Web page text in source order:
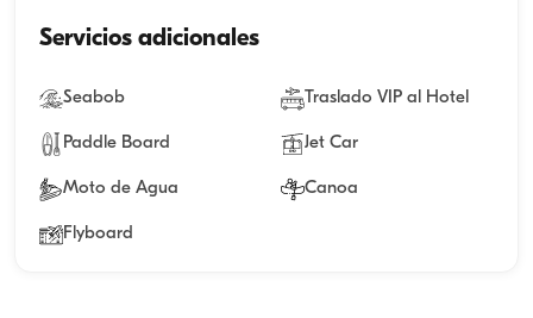
Servicios adicionales
Seabob Traslado VIP al Hotel
Paddle Board Jet Car
Moto de Agua Canoa
Flyboard